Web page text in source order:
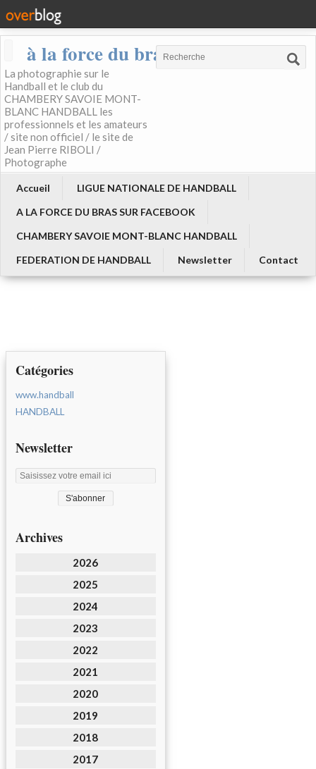
à la force du bras
La photographie sur le
Handball et le club du
CHAMBERY SAVOIE MONT-
BLANC HANDBALL les
professionnels et les amateurs
/ site non officiel / le site de
Jean Pierre RIBOLI /
Photographe
Accueil
LIGUE NATIONALE DE HANDBALL
A LA FORCE DU BRAS SUR FACEBOOK
CHAMBERY SAVOIE MONT-BLANC HANDBALL
FEDERATION DE HANDBALL
Newsletter Contact
Catégories
www.handball
HANDBALL
Newsletter
Archives
2026
2025
2024
2023
2022
2021
2020
2019
2018
2017